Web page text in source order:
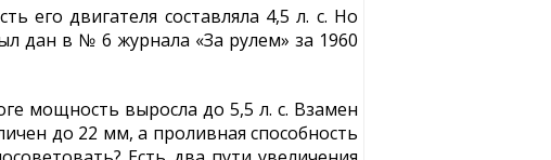
его двигателя составляла 4,5 л. с. Но
дан в № 6 журнала «За рулем» за 1960
мощность выросла до 5,5 л. с. Взамен
до 22 мм, а проливная способность